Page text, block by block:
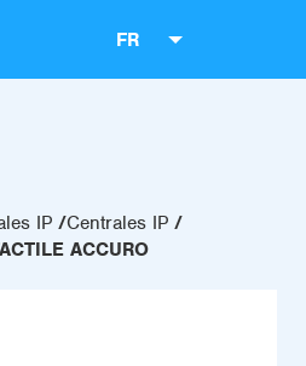
FR
IP Centrales IP
ACCURO